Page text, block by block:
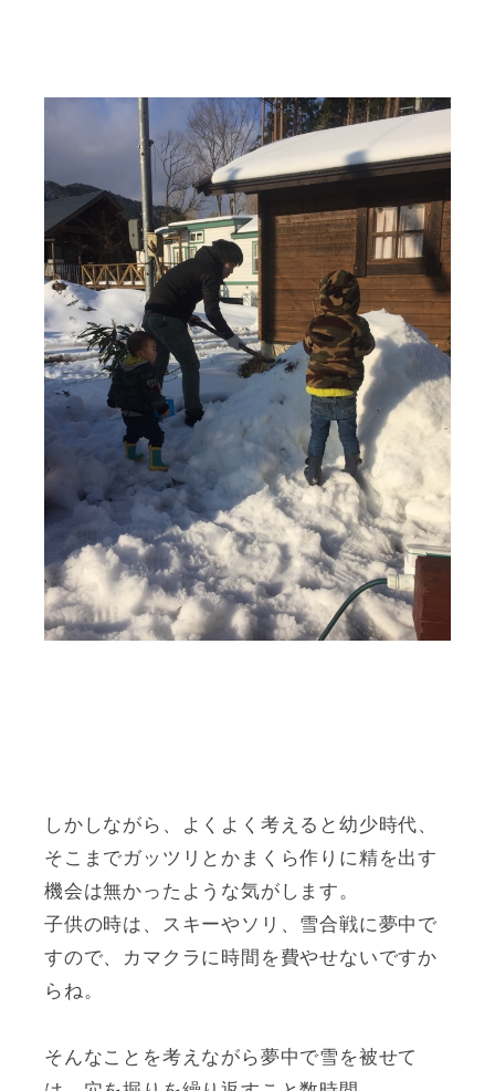
しかしながら、よくよく考えると幼少時代、
そこまでガッツリとかまくら作りに精を出す
機会は無かったような気がします。
子供の時は、スキーやソリ、雪合戦に夢中で
すので、カマクラに時間を費やせないですか
らね。
そんなことを考えながら夢中で雪を被せて